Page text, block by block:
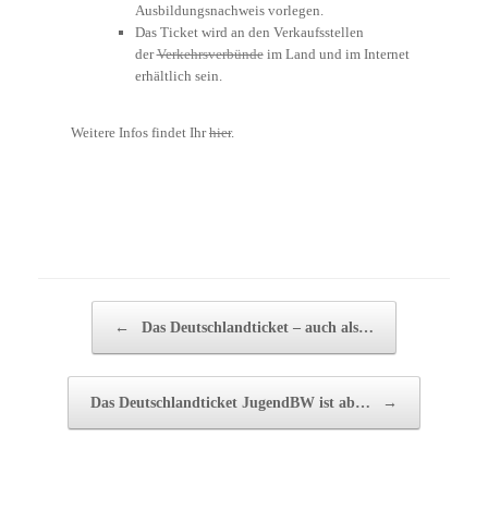
Ausbildungsnachweis vorlegen.
Das Ticket wird an den Verkaufsstellen
derVerkehrsverbündeim Land und im Internet
erhältlich sein.
Weitere Infos findet Ihrhier.
←
Das Deutschlandticket – auch als…
Das Deutschlandticket JugendBW ist ab… →